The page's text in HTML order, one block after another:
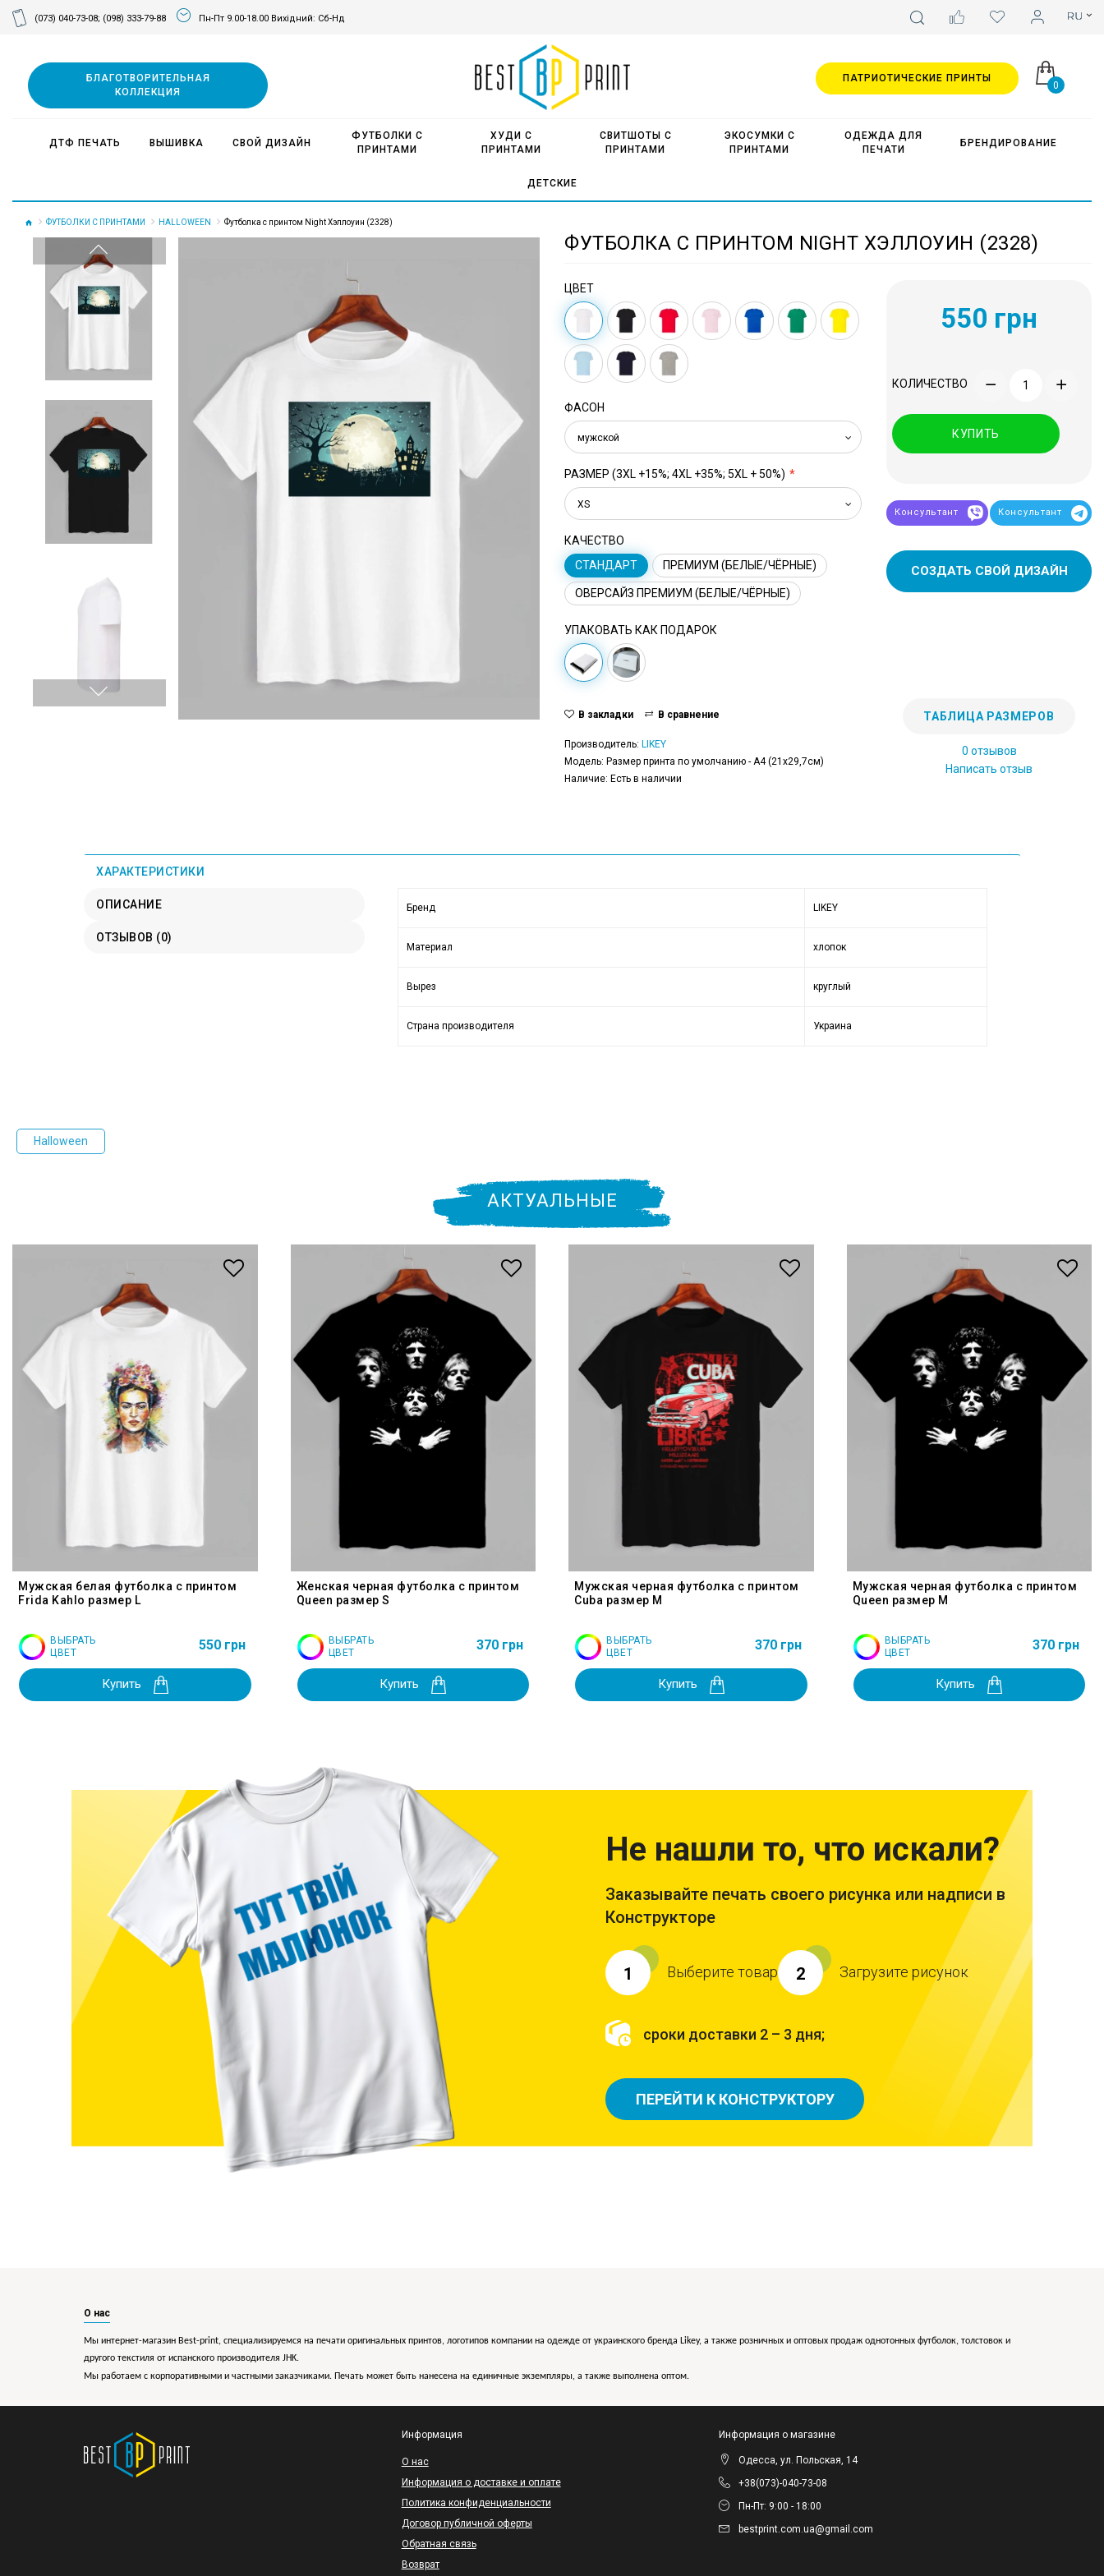
(073) 040-73-08; (098) 333-79-88 Пн-Пт 9.00-18.00 Вихідний: Сб-Нд
0
БЛАГОТВОРИТЕЛЬНАЯ
КОЛЛЕКЦИЯ
ДТФ ПЕЧАТЬ ВЫШИВКА СВОЙ ДИЗАЙН
ФУТБОЛКИ С
ПРИНТАМИ
ХУДИ С
ПРИНТАМИ
СВИТШОТЫ С
ПРИНТАМИ
ЭКОСУМКИ С
ПРИНТАМИ
ОДЕЖДА ДЛЯ
ПЕЧАТИ
БРЕНДИРОВАНИЕ
ДЕТСКИЕ
ПАТРИОТИЧЕСКИЕ ПРИНТЫ
ФУТБОЛКИ С ПРИНТАМИ HALLOWEEN Футболка с принтом Night Хэллоуин (2328)
ФУТБОЛКА С ПРИНТОМ NIGHT ХЭЛЛОУИН (2328)
ЦВЕТ
ФАСОН
мужской
РАЗМЕР (3XL +15%; 4XL +35%; 5XL + 50%)
XS
КАЧЕСТВО
СТАНДАРТ
ПРЕМИУМ (БЕЛЫЕ/ЧЁРНЫЕ)
ОВЕРСАЙЗ ПРЕМИУМ (БЕЛЫЕ/ЧЁРНЫЕ)
УПАКОВАТЬ КАК ПОДАРОК
550 грн
КОЛИЧЕСТВО
КУПИТЬ
Консультант Консультант
СОЗДАТЬ СВОЙ ДИЗАЙН
В закладки В сравнение
Производитель: LIKEY
Модель: Размер принта по умолчанию - А4 (21x29,7см)
Наличие: Есть в наличии
ТАБЛИЦА РАЗМЕРОВ
0 отзывов
Написать отзыв
ХАРАКТЕРИСТИКИ
ОПИСАНИЕ
ОТЗЫВОВ (0)
Бренд LIKEY
Материал хлопок
Вырез круглый
Страна производителя Украина
Halloween
АКТУАЛЬНЫЕ
Мужская белая футболка с принтом
Frida Kahlo размер L
ВЫБРАТЬ
ЦВЕТ
550 грн
Купить
Женская черная футболка с принтом
Queen размер S
ВЫБРАТЬ
ЦВЕТ
370 грн
Купить
Мужская черная футболка с принтом
Cuba размер M
ВЫБРАТЬ
ЦВЕТ
370 грн
Купить
Мужская черная футболка с принтом
Queen размер M
ВЫБРАТЬ
ЦВЕТ
370 грн
Купить
Не нашли то, что искали?
Заказывайте печать своего рисунка или надписи в
Конструкторе
1 Выберите товар 2 Загрузите рисунок
сроки доставки 2 – 3 дня;
ПЕРЕЙТИ К КОНСТРУКТОРУ
О нас
Мы интернет-магазин Best-print, специализируемся на печати оригинальных принтов, логотипов компании на одежде от украинского бренда Likey, а также розничных и оптовых продаж однотонных футболок, толстовок и
другого текстиля от испанского производителя JHK.
Мы работаем с корпоративными и частными заказчиками. Печать может быть нанесена на единичные экземпляры, а также выполнена оптом.
Информация
O нас
Информация о доставке и оплате
Политика конфиденциальности
Договор публичной оферты
Обратная связь
Возврат
Информация о магазине
Одесса, ул. Польская, 14
+38(073)-040-73-08
Пн-Пт: 9:00 - 18:00
bestprint.com.ua@gmail.com